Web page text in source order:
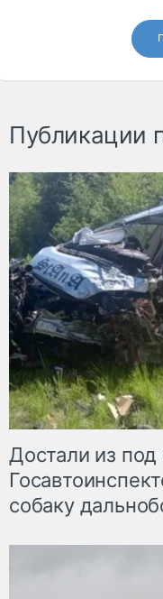
Публикации
Достали из
собаку